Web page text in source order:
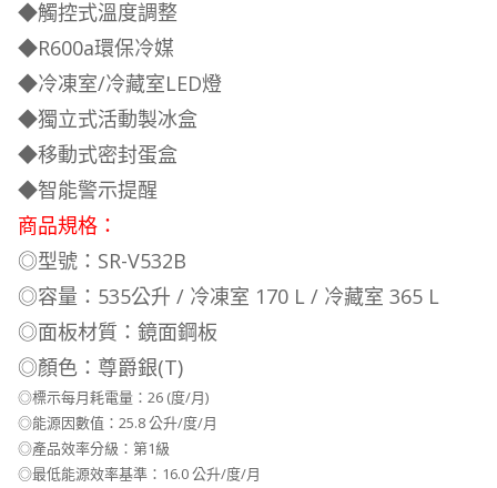
◆觸控式溫度調整
◆R600a環保冷媒
◆冷凍室/冷藏室LED燈
◆獨立式活動製冰盒
◆移動式密封蛋盒
◆智能警示提醒
商品規格：
◎型號：SR-V532B
◎容量：535公升 / 冷凍室 170 L / 冷藏室 365 L
◎面板材質：鏡面鋼板
◎顏色：尊爵銀(T)
◎標示每月耗電量：26 (度/月)
◎能源因數值：25.8 公升/度/月
◎產品效率分級：第1級
◎最低能源效率基準：16.0 公升/度/月